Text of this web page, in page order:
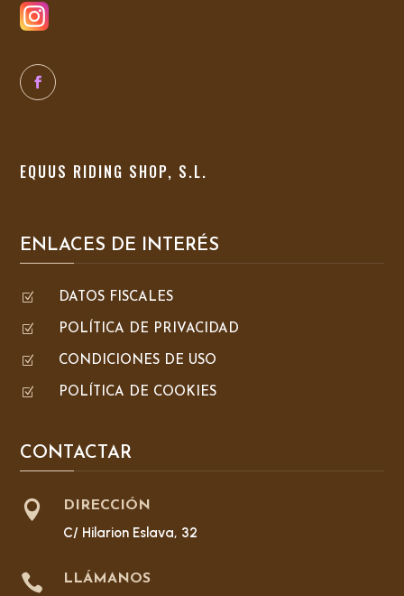
EQUUS RIDING SHOP, S.L.
ENLACES DE INTERÉS
Z DATOS FISCALES
Z POLÍTICA DE PRIVACIDAD
Z CONDICIONES DE USO
Z POLÍTICA DE COOKIES
CONTACTAR
 DIRECCIÓN
C/ Hilarion Eslava, 32
 LLÁMANOS